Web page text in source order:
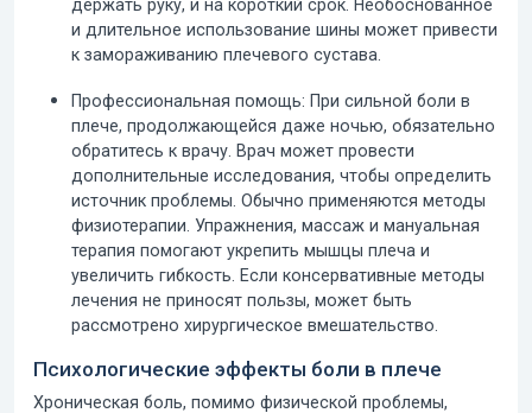
держать руку, и на короткий срок. Необоснованное
и длительное использование шины может привести
к замораживанию плечевого сустава.
Профессиональная помощь: При сильной боли в
плече, продолжающейся даже ночью, обязательно
обратитесь к врачу. Врач может провести
дополнительные исследования, чтобы определить
источник проблемы. Обычно применяются методы
физиотерапии . Упражнения, массаж и мануальная
терапия помогают укрепить мышцы плеча и
увеличить гибкость. Если консервативные методы
лечения не приносят пользы, может быть
рассмотрено хирургическое вмешательство.
Психологические эффекты боли в плече
Хроническая боль, помимо физической проблемы,